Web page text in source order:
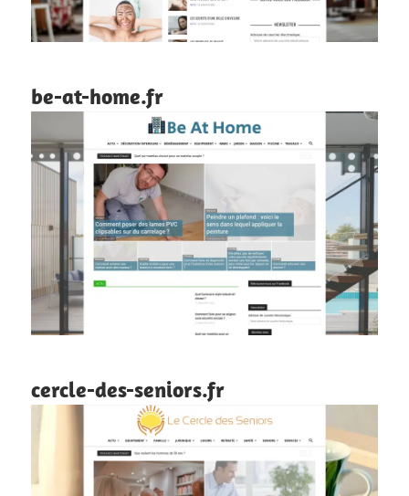
be-at-home.fr
cercle-des-seniors.fr